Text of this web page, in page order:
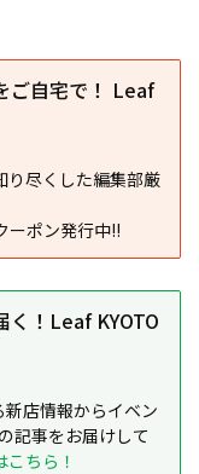
ご自宅で！ Leaf
り尽くした編集部厳
ーポン発行中!!
く！Leaf KYOTO
店情報からイベン
記事をお届けして
ちら！